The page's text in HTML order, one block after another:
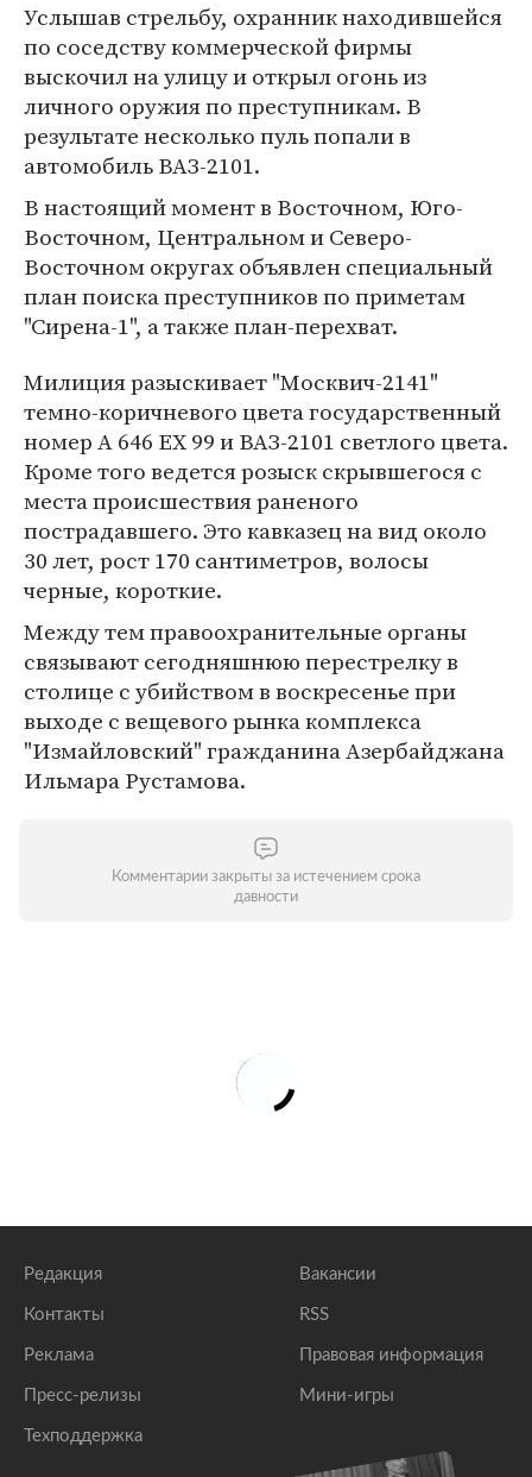
Услышав стрельбу, охранник находившейся
по соседству коммерческой фирмы
выскочил на улицу и открыл огонь из
личного оружия по преступникам. В
результате несколько пуль попали в
автомобиль ВАЗ-2101.
В настоящий момент в Восточном, Юго-
Восточном, Центральном и Северо-
Восточном округах объявлен специальный
план поиска преступников по приметам
"Сирена-1", а также план-перехват.
Милиция разыскивает "Москвич-2141"
темно-коричневого цвета государственный
номер А 646 ЕХ 99 и ВАЗ-2101 светлого цвета.
Кроме того ведется розыск скрывшегося с
места происшествия раненого
пострадавшего. Это кавказец на вид около
30 лет, рост 170 сантиметров, волосы
черные, короткие.
Между тем правоохранительные органы
связывают сегодняшнюю перестрелку в
столице с убийством в воскресенье при
выходе с вещевого рынка комплекса
"Измайловский" гражданина Азербайджана
Ильмара Рустамова.
Комментарии закрыты за истечением срока
давности
Редакция
Контакты
Реклама
Пресс-релизы
Техподдержка
Вакансии
RSS
Правовая информация
Мини-игры